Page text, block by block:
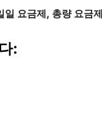
일 요금제, 총량 요금
: